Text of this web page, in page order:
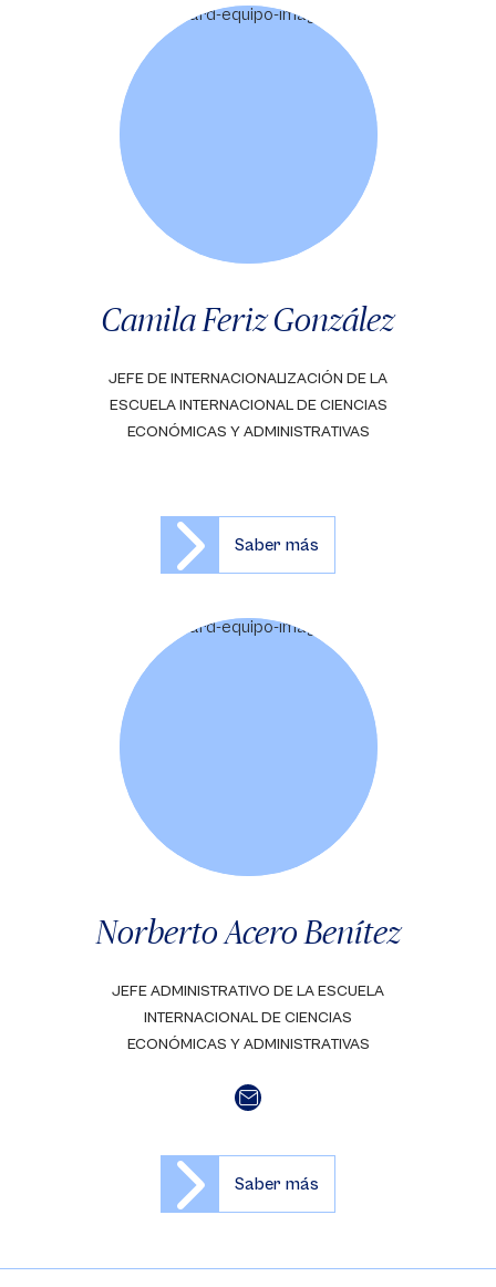
Camila Feriz González
JEFE DE INTERNACIONALIZACIÓN DE LA
ESCUELA INTERNACIONAL DE CIENCIAS
ECONÓMICAS Y ADMINISTRATIVAS
Saber más
Norberto Acero Benítez
JEFE ADMINISTRATIVO DE LA ESCUELA
INTERNACIONAL DE CIENCIAS
ECONÓMICAS Y ADMINISTRATIVAS
Saber más